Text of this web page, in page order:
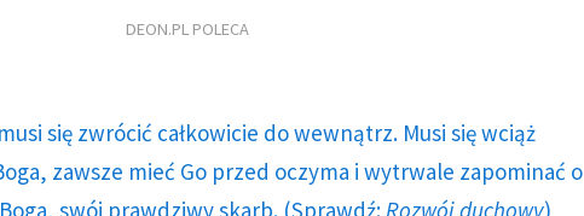
DEON.PL POLECA
się zwrócić całkowicie do wewnątrz. Musi się wciąż
zawsze mieć Go przed oczyma i wytrwale zapominać o
swój prawdziwy skarb. (Sprawdź: Rozwój duchowy)